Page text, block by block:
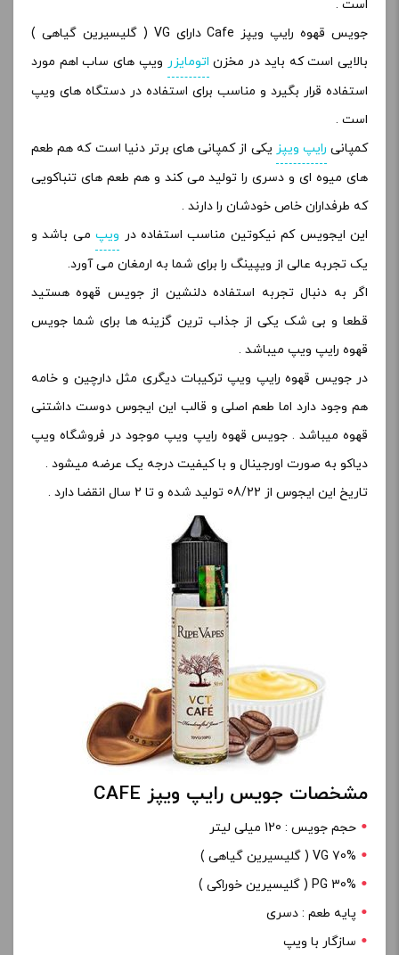
است .
جویس قهوه رایپ ویپز Cafe دارای VG ( گلیسیرین گیاهی )
بالایی است که باید در مخزن اتومایزر ویپ های ساب اهم مورد
استفاده قرار بگیرد و مناسب برای استفاده در دستگاه های ویپ
است .
کمپانی رایپ ویپز یکی از کمپانی های برتر دنیا است که هم طعم
های میوه ای و دسری را تولید می کند و هم طعم های تنباکویی
که طرفداران خاص خودشان را دارند .
این ایجویس کم نیکوتین مناسب استفاده در ویپمی باشد و
یک تجربه عالی از ویپینگ را برای شما به ارمغان می آورد.
اگر به دنبال تجربه استفاده دلنشین از جویس قهوه هستید
قطعا و بی شک یکی از جذاب ترین گزینه ها برای شما جویس
قهوه رایپ ویپ میباشد .
در جویس قهوه رایپ ویپ ترکیبات دیگری مثل دارچین و خامه
هم وجود دارد اما طعم اصلی و قالب این ایجوس دوست داشتنی
قهوه میباشد . جویس قهوه رایپ ویپ موجود در فروشگاه ویپ
دیاکو به صورت اورجینال و با کیفیت درجه یک عرضه میشود .
تاریخ این ایجوس از 08/22 تولید شده و تا 2 سال انقضا دارد .
مشخصات جویس رایپ ویپز CAFE
حجم جویس : 120 میلی لیتر
70% VG ( گلیسیرین گیاهی )
PG 30% ( گلیسیرین خوراکی )
پایه طعم : دسری
سازگار با ویپ